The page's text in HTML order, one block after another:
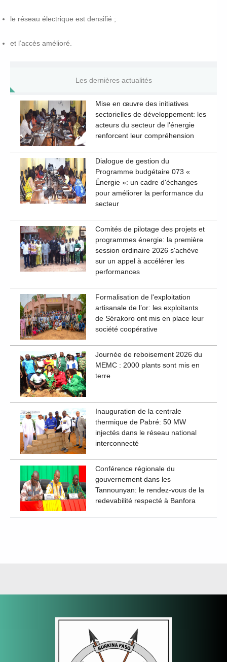
le réseau électrique est densifié ;
et l’accès amélioré.
Les dernières actualités
Mise en œuvre des initiatives
sectorielles de développement: les
acteurs du secteur de l'énergie
renforcent leur compréhension
Dialogue de gestion du
Programme budgétaire 073 «
Énergie »: un cadre d'échanges
pour améliorer la performance du
secteur
Comités de pilotage des projets et
programmes énergie: la première
session ordinaire 2026 s'achève
sur un appel à accélérer les
performances
Formalisation de l'exploitation
artisanale de l’or: les exploitants
de Sérakoro ont mis en place leur
société coopérative
Journée de reboisement 2026 du
MEMC : 2000 plants sont mis en
terre
Inauguration de la centrale
thermique de Pabré: 50 MW
injectés dans le réseau national
interconnecté
Conférence régionale du
gouvernement dans les
Tannounyan: le rendez-vous de la
redevabilité respecté à Banfora